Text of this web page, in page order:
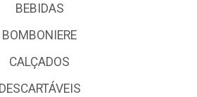
BEBIDAS
BOMBONIERE
CALÇADOS
DESCARTÁVEIS